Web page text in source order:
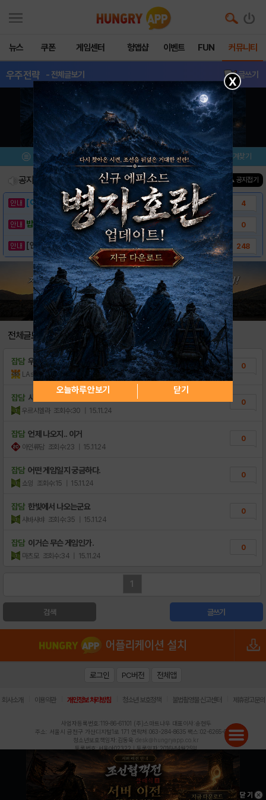
뉴스 쿠폰 게임센터 헝앱샵 이벤트 FUN 커뮤니티
우주전략 - 전체글보기 글쓰기
메뉴 이벤트/미션 설치/평가 즐겨찾기
공지사항 진행중인 이벤트0 건 ▲ 공지접기
[이벤트] 웃음으로 매일매일 해피! 유머 게시.. 4
밥알이의 헝앱통신 ⑲ “밥알이, 드디어 멀티를.. 0
[안내] 헝그리앱 필수 상식! 밥알 획득 안내.. 248
전체글보기
잡담 우주전략이라
LAsahi 조회수:11 | 18.11.24
0
잡담 사전예약은 안하죠?
우르시엘라 조회수:30 | 15.11.24
0
잡담 언제 나오지.. 이거
아인류담 조회수:23 | 15.11.24
0
잡담 어떤 게임일지 궁금하다.
쇼잉 조회수:15 | 15.11.24
0
잡담 한빛에서 나오는군요
샤바사뱌 조회수:35 | 15.11.24
0
잡담 이거슨 무슨 게임인가.
마츠모 조회수:34 | 15.11.24
0
1
검색 글쓰기
X
오늘하루 안보기 닫기
로그인 PC버전 전체앱
회사소개 이용약관 개인정보 처리방침 청소년 보호정책 불법촬영물 신고센터 제휴광고문의
사업자등록번호:119-86-61101 (주)스마트나우 대표이사:송현두
주소: 서울시 금천구 가산디지털1로 171 연락처:063-284-8635 팩스:02-6265-0377
청소년보호책임자:김동욱 desk@hungryapp.co.kr
등록번호:서울아02322 | 등록일자:2016년4월25일
발행인:(주)스마트나우 송현두 | 편집인:김동욱
헝그리앱의 콘텐츠 및 기사는 저작권법의 보호를 받으므로, 무단 전재, 복사, 배포 등을 금합니다.
Copyright (c) HungryApp All Rights Reserved.